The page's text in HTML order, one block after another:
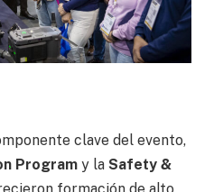
clave del evento,
Program y la Safety &